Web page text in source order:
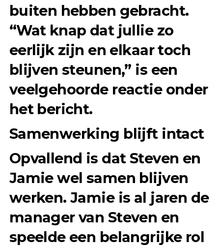
buiten hebben gebracht.
“Wat knap dat jullie zo
eerlijk zijn en elkaar toch
blijven steunen,” is een
veelgehoorde reactie onder
het bericht.
Samenwerking blijft intact
Opvallend is dat Steven en
Jamie wel samen blijven
werken. Jamie is al jaren de
manager van Steven en
speelde een belangrijke rol